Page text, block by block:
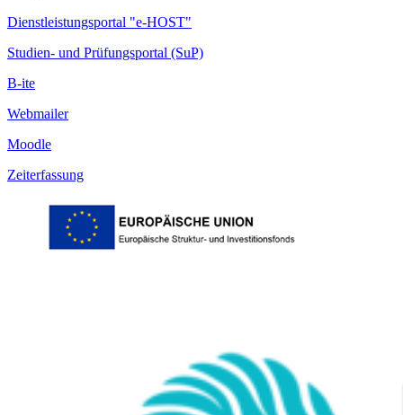
Dienstleistungsportal "e-HOST"
Studien- und Prüfungsportal (SuP)
B-ite
Webmailer
Moodle
Zeiterfassung